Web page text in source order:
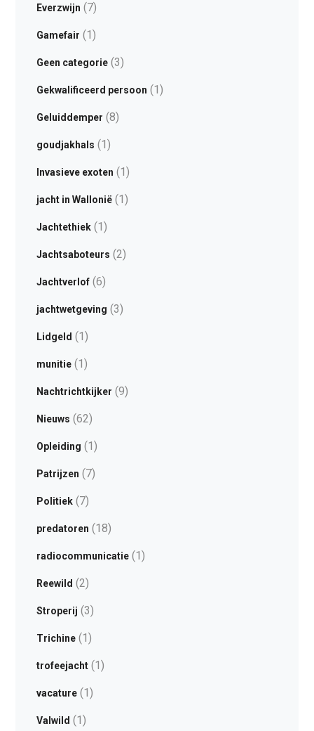
Everzwijn (7)
Gamefair (1)
Geen categorie(3)
Gekwalificeerd persoon (1)
Geluiddemper (8)
goudjakhals (1)
Invasieve exoten (1)
jacht in Wallonië(1)
Jachtethiek(1)
Jachtsaboteurs (2)
Jachtverlof(6)
jachtwetgeving (3)
Lidgeld (1)
munitie(1)
Nachtrichtkijker (9)
Nieuws (62)
Opleiding (1)
Patrijzen (7)
Politiek(7)
predatoren (18)
radiocommunicatie(1)
Reewild (2)
Stroperij (3)
Trichine(1)
trofeejacht(1)
vacature(1)
Valwild (1)